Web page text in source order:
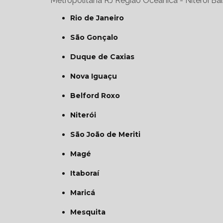
Rio de Janeiro
São Gonçalo
Duque de Caxias
Nova Iguaçu
Belford Roxo
Niterói
São João de Meriti
Magé
Itaboraí
Maricá
Mesquita